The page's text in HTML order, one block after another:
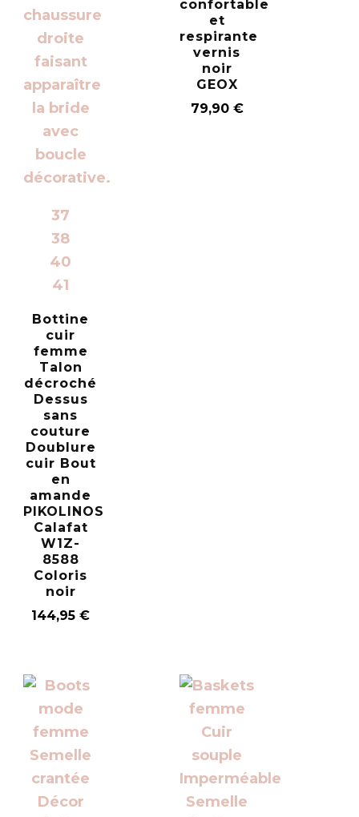
37
38
40
41
Bottine
cuir
femme
Talon
décroché
Dessus
sans
couture
Doublure
cuir Bout
en
amande
PIKOLINOS
Calafat
W1Z-
8588
Coloris
noir
144,95€
confortable
et
respirante
vernis
noir
GEOX
79,90 €